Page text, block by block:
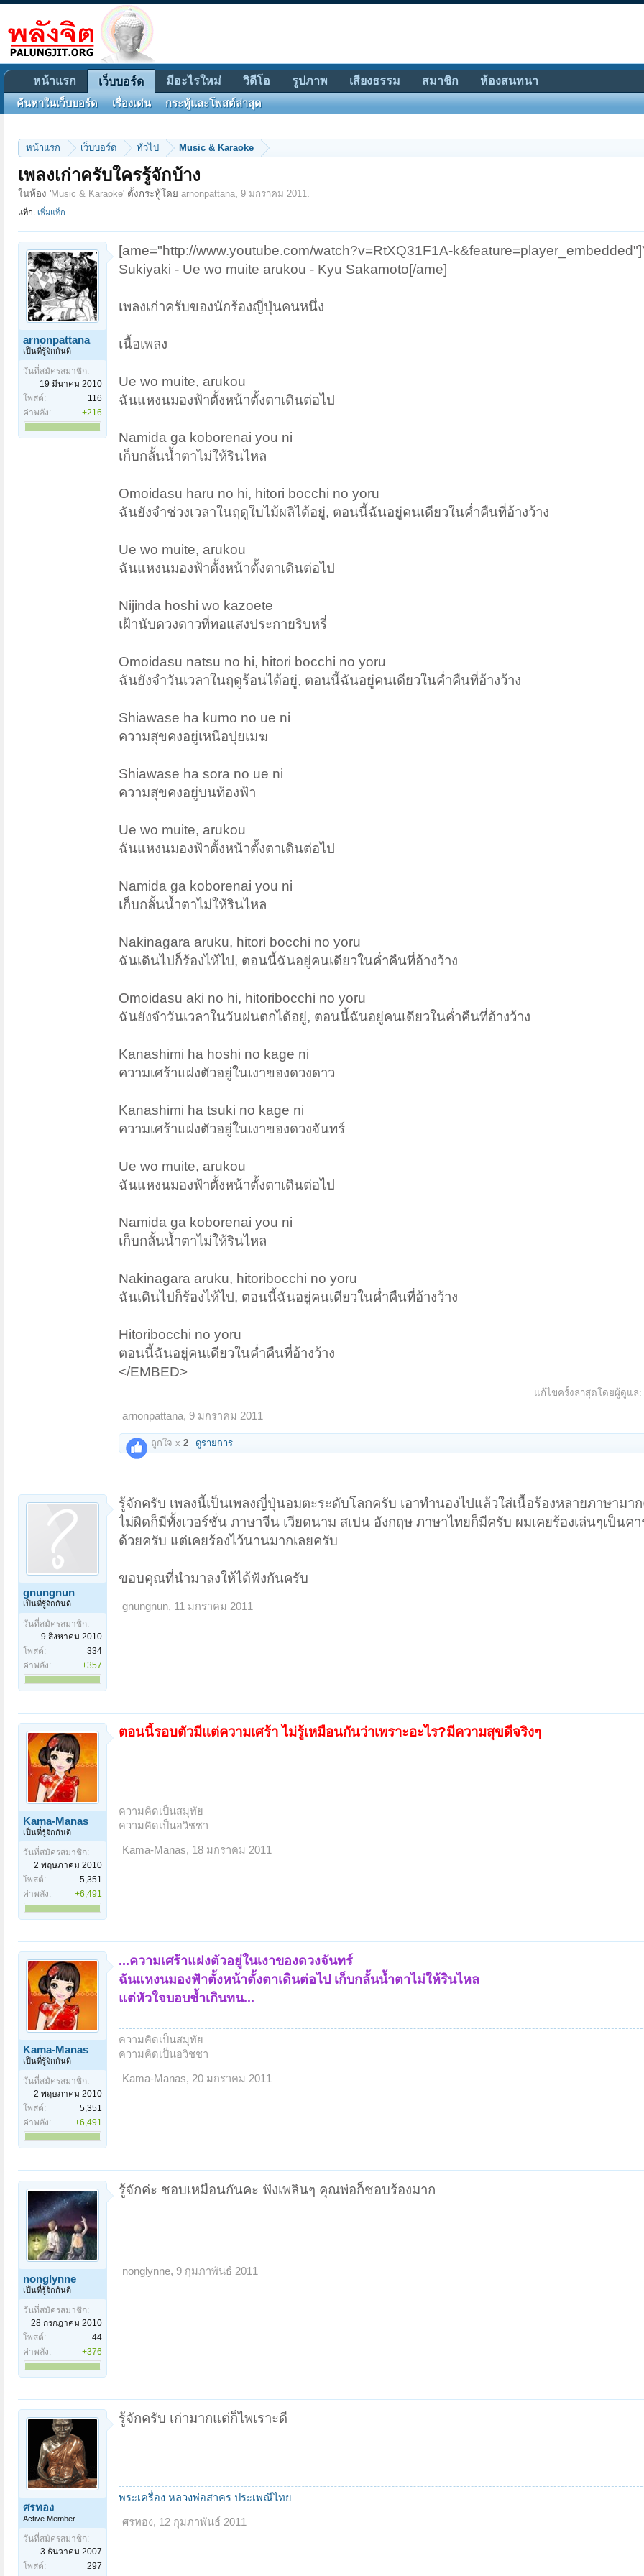
หน้าแรก เว็บบอร์ด ทั่วไป Music & Karaoke
เพลงเก่าครับใครรู้จักบ้าง
ในห้อง 'Music & Karaoke' ตั้งกระทู้โดย arnonpattana, 9 มกราคม 2011.
แท็ก: เพิ่มแท็ก
arnonpattana
เป็นที่รู้จักกันดี
วันที่สมัครสมาชิก:
19 มีนาคม 2010
โพสต์:
116
ค่าพลัง:
+216
[ame="http://www.youtube.com/watch?v=RtXQ31F1A-
Sukiyaki - Ue wo muite arukou - Kyu Sakamoto[/ame]
เพลงเก่าครับของนักร้องญี่ปุ่นคนหนึ่ง
เนื้อเพลง
Ue wo muite, arukou
ฉันแหงนมองฟ้าตั้งหน้าตั้งตาเดินต่อไป
Namida ga koborenai you ni
เก็บกลั้นน้ำตาไม่ให้รินไหล
Omoidasu haru no hi, hitori bocchi no yoru
ฉันยังจำช่วงเวลาในฤดูใบไม้ผลิได้อยู่, ตอนนี้ฉันอยู่คนเดียวในค่ำคืนที่อ้างว้าง
Ue wo muite, arukou
ฉันแหงนมองฟ้าตั้งหน้าตั้งตาเดินต่อไป
Nijinda hoshi wo kazoete
เฝ้านับดวงดาวที่ทอแสงประกายริบหรี่
Omoidasu natsu no hi, hitori bocchi no yoru
ฉันยังจำวันเวลาในฤดูร้อนได้อยู่, ตอนนี้ฉันอยู่คนเดียวในค่ำคืนที่อ้างว้าง
Shiawase ha kumo no ue ni
ความสุขคงอยู่เหนือปุยเมฆ
Shiawase ha sora no ue ni
ความสุขคงอยู่บนท้องฟ้า
Ue wo muite, arukou
ฉันแหงนมองฟ้าตั้งหน้าตั้งตาเดินต่อไป
Namida ga koborenai you ni
เก็บกลั้นน้ำตาไม่ให้รินไหล
Nakinagara aruku, hitori bocchi no yoru
ฉันเดินไปก็ร้องไห้ไป, ตอนนี้ฉันอยู่คนเดียวในค่ำคืนที่อ้างว้าง
Omoidasu aki no hi, hitoribocchi no yoru
ฉันยังจำวันเวลาในวันฝนตกได้อยู่, ตอนนี้ฉันอยู่คนเดียวในค่ำคืนที่อ้างว้าง
Kanashimi ha hoshi no kage ni
ความเศร้าแฝงตัวอยู่ในเงาของดวงดาว
Kanashimi ha tsuki no kage ni
ความเศร้าแฝงตัวอยู่ในเงาของดวงจันทร์
Ue wo muite, arukou
ฉันแหงนมองฟ้าตั้งหน้าตั้งตาเดินต่อไป
Namida ga koborenai you ni
เก็บกลั้นน้ำตาไม่ให้รินไหล
Nakinagara aruku, hitoribocchi no yoru
ฉันเดินไปก็ร้องไห้ไป, ตอนนี้ฉันอยู่คนเดียวในค่ำคืนที่อ้างว้าง
Hitoribocchi no yoru
ตอนนี้ฉันอยู่คนเดียวในค่ำคืนที่อ้างว้าง
</EMBED>
แก้ไขครั้งล่าสุดโดยผู้ดูแล:
arnonpattana, 9 มกราคม 2011
ถูกใจ x 2 ดูรายการ
gnungnun
เป็นที่รู้จักกันดี
วันที่สมัครสมาชิก:
9 สิงหาคม 2010
โพสต์:
334
ค่าพลัง:
+357
รู้จักครับ เพลงนี้เป็นเพลงญี่ปุ่นอมตะระดับโลกครับ เอาทำนองไปแล้วใส่เนื้อร้องหลายภาษามา
ไม่ผิดก็มีทั้งเวอร์ชั่น ภาษาจีน เวียดนาม สเปน อังกฤษ ภาษาไทยก็มีครับ ผมเคยร้องเล่นๆเป็นคา
ด้วยครับ แต่เคยร้องไว้นานมากเลยครับ
ขอบคุณที่นำมาลงให้ได้ฟังกันครับ
gnungnun, 11 มกราคม 2011
Kama-Manas
เป็นที่รู้จักกันดี
วันที่สมัครสมาชิก:
2 พฤษภาคม 2010
โพสต์:
5,351
ค่าพลัง:
+6,491
ตอนนี้รอบตัวมีแต่ความเศร้า ไม่รู้เหมือนกันว่าเพราะอะไร?มีความสุขดีจริงๆ
ความคิดเป็นสมุทัย
ความคิดเป็นอวิชชา
Kama-Manas, 18 มกราคม 2011
Kama-Manas
เป็นที่รู้จักกันดี
วันที่สมัครสมาชิก:
2 พฤษภาคม 2010
โพสต์:
5,351
ค่าพลัง:
+6,491
...ความเศร้าแฝงตัวอยู่ในเงาของดวงจันทร์
ฉันแหงนมองฟัาตั้งหน้าตั้งตาเดินต่อไป เก็บกลั้นน้ำตาไม่ให้รินไหล
แต่หัวใจบอบช้ำเกินทน...
ความคิดเป็นสมุทัย
ความคิดเป็นอวิชชา
Kama-Manas, 20 มกราคม 2011
nonglynne
เป็นที่รู้จักกันดี
วันที่สมัครสมาชิก:
28 กรกฎาคม 2010
โพสต์:
44
ค่าพลัง:
+376
รู้จักค่ะ ชอบเหมือนกันคะ ฟังเพลินๆ คุณพ่อก็ชอบร้องมาก
nonglynne, 9 กุมภาพันธ์ 2011
ศรทอง
Active Member
วันที่สมัครสมาชิก:
3 ธันวาคม 2007
โพสต์:
297
รู้จักครับ เก่ามากแต่ก็ไพเราะดี
พระเครื่อง หลวงพ่อสาคร ประเพณีไทย
ศรทอง, 12 กุมภาพันธ์ 2011
หน้าแรก เว็บบอร์ด
ค้นหาในเว็บบอร์ด เรื่องเด่น กระทู้และโพสต์ล่าสุด
มีอะไรใหม่ วิดีโอ รูปภาพ เสียงธรรม สมาชิก ห้องสนทนา